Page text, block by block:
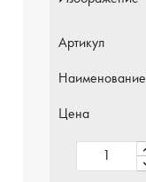
Артикул
Наименование
Цена